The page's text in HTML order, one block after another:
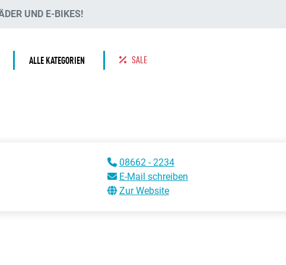
UND E-BIKES!
ALLE KATEGORIEN SALE
08662 - 2234
E-Mail schreiben
Zur Website